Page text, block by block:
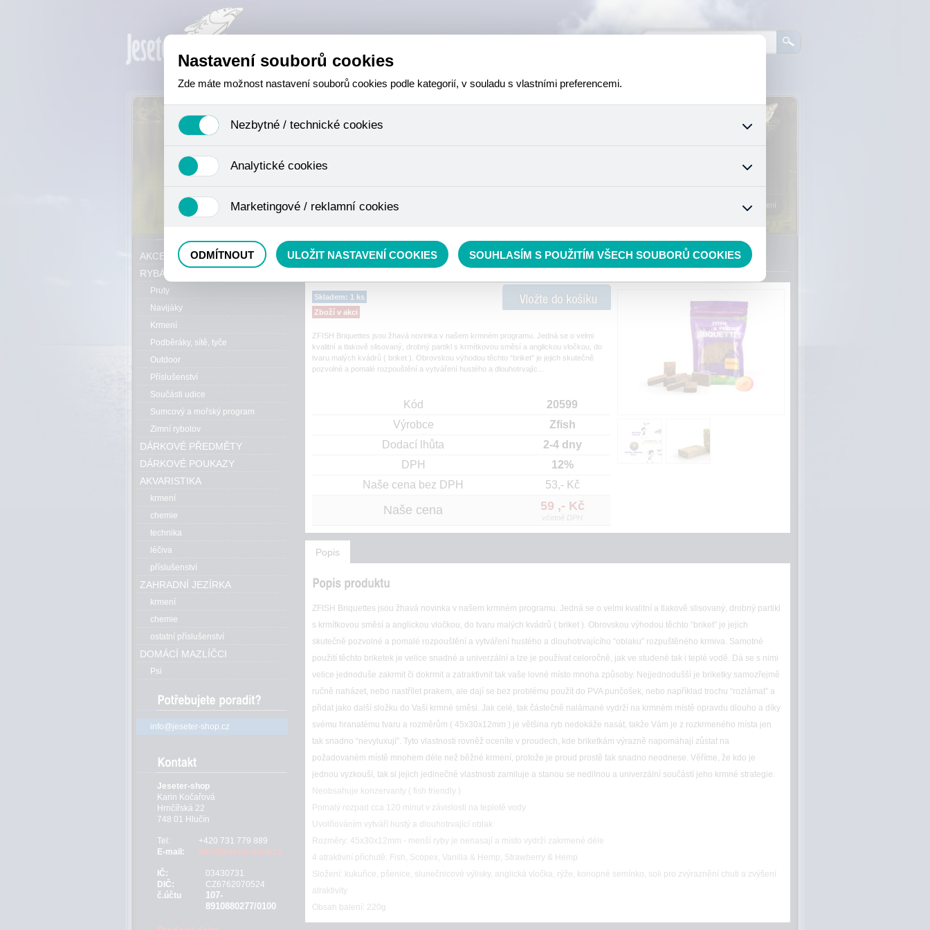
Přihlášení
RYBÁŘSKÝ SORTIMENT»
Skladem: 1 ks
Zboží v akci
ZFISH Briquettes jsou žhavá novinka v našem krmném programu. Jedná se o velmi
kvalitní a tlakově slisovaný, drobný partikl s krmítkovou směsí a anglickou vločkou, do
tvaru malých kvádrů ( briket ). Obrovskou výhodou těchto “briket” je jejich skutečně
pozvolné a pomalé rozpouštění a vytváření hustého a dlouhotrvajíc...
Kód
20599
Výrobce
Zfish
Dodací lhůta
2-4 dny
DPH
12%
Naše cena bez DPH
53,- Kč
Naše cena 59 ,- Kč
včetně DPH
Popis
ZFISH Briquettes jsou žhavá novinka v našem krmném programu. Jedná se o velmi kvalitní a tlakově slisovaný, drobný partikl
s krmítkovou směsí a anglickou vločkou, do tvaru malých kvádrů ( briket ). Obrovskou výhodou těchto “briket” je jejich
skutečně pozvolné a pomalé rozpouštění a vytváření hustého a dlouhotrvajícího “oblaku” rozpuštěného krmiva. Samotné
použití těchto briketek je velice snadné a univerzální a lze je používat celoročně, jak ve studené tak i teplé vodě. Dá se s nimi
velice jednoduše zakrmit či dokrmit a zatraktivnit tak vaše lovné místo mnoha způsoby. Nejjednodušší je briketky samozřejmě
ručně naházet, nebo nastřílet prakem, ale dají se bez problému použít do PVA punčošek, nebo například trochu “rozlámat” a
přidat jako další složku do Vaší krmné směsi. Jak celé, tak částečně nalámané vydrží na krmném místě opravdu dlouho a díky
svému hranatému tvaru a rozměrům ( 45x30x12mm ) je většina ryb nedokáže nasát, takže Vám je z rozkrmeného místa jen
tak snadno “nevyluxují”. Tyto vlastnosti rovněž oceníte v proudech, kde briketkám výrazně napomáhají zůstat na
požadovaném místě mnohem déle než běžné krmení, protože je proud prostě tak snadno neodnese. Věříme, že kdo je
jednou vyzkouší, tak si jejich jedinečné vlastnosti zamiluje a stanou se nedilnou a univerzální součástí jeho krmné strategie.
Neobsahuje konzervanty ( fish friendly )
Pomalý rozpad cca 120 minut v závislosti na teplotě vody
Uvolňováním vytváří hustý a dlouhotrvající oblak
Rozměry: 45x30x12mm - menší ryby je nenasají a místo vydrží zakrmené déle
4 atraktivní příchutě: Fish, Scopex, Vanilla & Hemp, Strawberry & Hemp
Složení: kukuřice, pšenice, slunečnicové výlisky, anglická vločka, rýže, konopné semínko, soli pro zvýraznění chuti a zvýšení
atraktivity
Obsah balení: 220g
AKCE, SLEVY, VÝPRODEJ
RYBÁŘSKÝ SORTIMENT
Pruty
Navijáky
Krmení
Podběráky, sítě, tyče
Outdoor
Příslušenství
Součásti udice
Sumcový a mořský program
Zimní rybolov
DÁRKOVÉ PŘEDMĚTY
DÁRKOVÉ POUKAZY
AKVARISTIKA
krmení
chemie
technika
léčiva
příslušenství
ZAHRADNÍ JEZÍRKA
krmení
chemie
ostatní příslušenství
DOMÁCÍ MAZLÍČCI
Psi
info@jeseter-shop.cz
Jeseter-shop
Karin Kočařová
Hrnčířská 22
748 01 Hlučín
Tel:
+420 731 779 889
E-mail:
info@jeseter-shop.cz
IČ:
03430731
DIČ:
CZ6762070524
č.účtu
107-
8910880277/0100
Nastavení souborů cookies
Zde máte možnost nastavení souborů cookies podle kategorií, v souladu s vlastními preferencemi.
Nezbytné / technické cookies
se mimo jiné k ukládání produktů v nákupním košíku, ovládání filtrů a také nastavení souhlasu s uživáním cookies. Pro tyto cookies
není zapotřebí Váš souhlas a není možné jej ani odebrat.
Analytické cookies
nejedná o osobní údaje, protože anonymizované cookies nelze přiřadit konkrétnímu uživateli. Proto nedokážeme zjistit navštívené
odkazy, prohlížené zboží apod.
Marketingové / reklamní cookies
ODMÍTNOUT ULOŽIT NASTAVENÍ COOKIES SOUHLASÍM S POUŽITÍM VŠECH SOUBORŮ COOKIES